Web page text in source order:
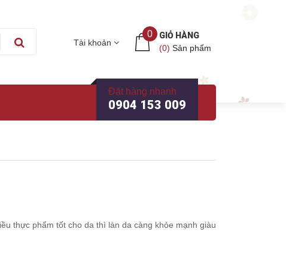
Tài khoản
0
GIỎ HÀNG
(0) Sản phẩm
Đặt hàng nhanh
0904 153 009
thực phẩm tốt cho da thì làn da càng khỏe mạnh giàu